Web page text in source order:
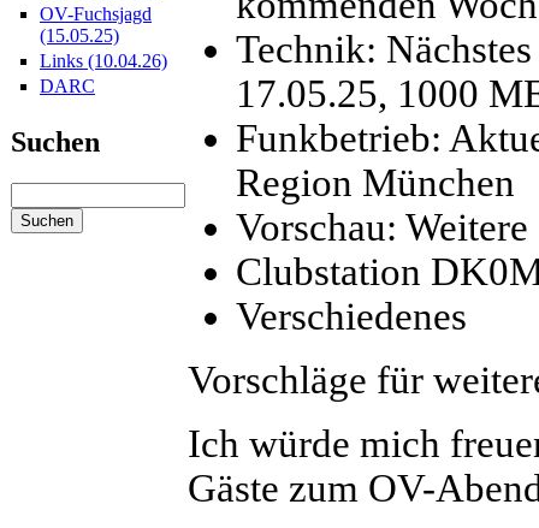
OV-Fuchsjagd
(15.05.25)
Links (10.04.26)
DARC
Suchen
Technik:
17.05.25, 1000
Funkbetrieb:
Region München
Vorschau:
Clubstation
Verschiedenes
Vorschläge für
Ich würde mich
Gäste zum OV-